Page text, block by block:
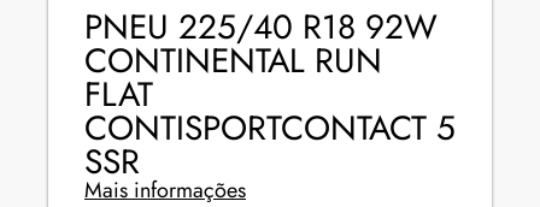
PNEU 225/40 R18 92W
CONTINENTAL RUN
FLAT
CONTISPORTCONTACT 5
SSR
Mais informações